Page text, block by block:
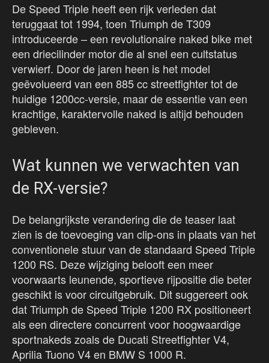
De Speed Triple heeft een rijk verleden dat
teruggaat tot 1994, toen Triumph de T309
introduceerde – een revolutionaire naked bike met
een driecilinder motor die al snel een cultstatus
verwierf. Door de jaren heen is het model
geëvolueerd van een 885 cc streetfighter tot de
huidige 1200cc-versie, maar de essentie van een
krachtige, karaktervolle naked is altijd behouden
gebleven.
Wat kunnen we verwachten van
de RX-versie?
De belangrijkste verandering die de teaser laat
zien is de toevoeging van clip-ons in plaats van het
conventionele stuur van de standaard Speed Triple
1200 RS. Deze wijziging belooft een meer
voorwaarts leunende, sportieve rijpositie die beter
geschikt is voor circuitgebruik. Dit suggereert ook
dat Triumph de Speed Triple 1200 RX positioneert
als een directere concurrent voor hoogwaardige
sportnakeds zoals de Ducati Streetfighter V4,
Aprilia Tuono V4 en BMW S 1000 R.